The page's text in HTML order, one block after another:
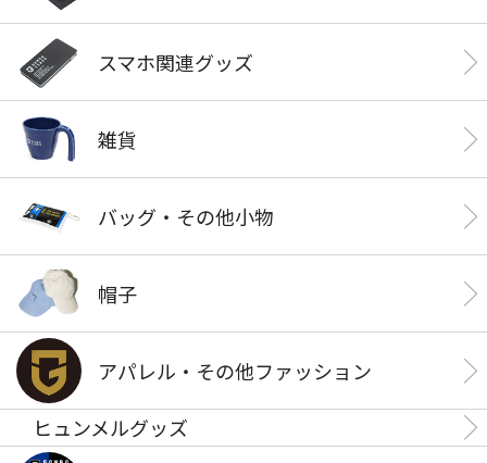
スマホ関連グッズ
雑貨
バッグ・その他小物
帽子
アパレル・その他ファッション
ヒュンメルグッズ